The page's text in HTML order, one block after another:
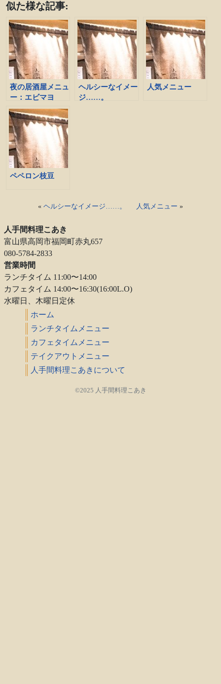
似た様な記事:
夜の居酒屋メニュ
ー：エビマヨ
ヘルシーなイメー
ジ……。
人気メニュー
ペペロン枝豆
« ヘルシーなイメージ……。 人気メニュー »
人手間料理こあき
富山県高岡市福岡町赤丸657
080-5784-2833
営業時間
ランチタイム 11:00〜14:00
カフェタイム 14:00〜16:30(16:00L.O)
水曜日、木曜日定休
ホーム
ランチタイムメニュー
カフェタイムメニュー
テイクアウトメニュー
人手間料理こあきについて
©2025 人手間料理こあき